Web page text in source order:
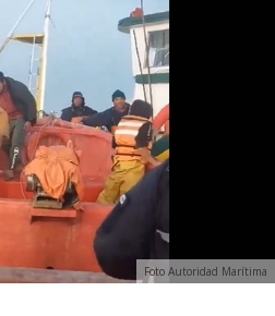
Foto Autoridad Marítima